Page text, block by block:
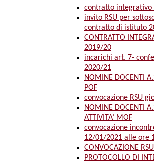
contratto
invito RSU per
contratto di istituto
CONTRATTO
2019/20
incarichi art. 7-
2020/21
NOMINE DOCENTI
POF
convocazione RSU
NOMINE DOCENTI
ATTIVITA’ MOF
convocazione
12/01/2021 alle ore
CONVOCAZIONE
PROTOCOLLO DI